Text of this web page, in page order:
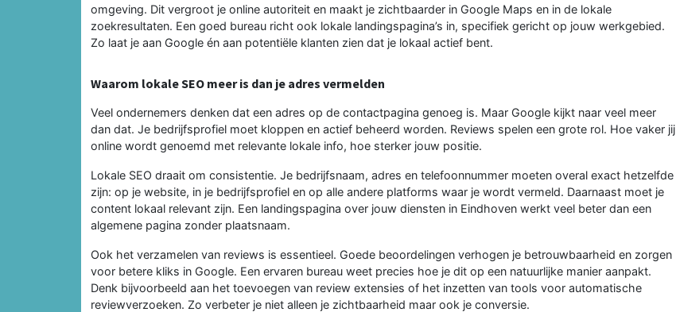
omgeving. Dit vergroot je online autoriteit en maakt je zichtbaarder in Google Maps en in de lokale
zoekresultaten. Een goed bureau richt ook lokale landingspagina’s in, specifiek gericht op jouw werkgebied.
Zo laat je aan Google én aan potentiële klanten zien dat je lokaal actief bent.
Waarom lokale SEO meer is dan je adres vermelden
Veel ondernemers denken dat een adres op de contactpagina genoeg is. Maar Google kijkt naar veel meer
dan dat. Je bedrijfsprofiel moet kloppen en actief beheerd worden. Reviews spelen een grote rol. Hoe vaker jij
online wordt genoemd met relevante lokale info, hoe sterker jouw positie.
Lokale SEO draait om consistentie. Je bedrijfsnaam, adres en telefoonnummer moeten overal exact hetzelfde
zijn: op je website, in je bedrijfsprofiel en op alle andere platforms waar je wordt vermeld. Daarnaast moet je
content lokaal relevant zijn. Een landingspagina over jouw diensten in Eindhoven werkt veel beter dan een
algemene pagina zonder plaatsnaam.
Ook het verzamelen van reviews is essentieel. Goede beoordelingen verhogen je betrouwbaarheid en zorgen
voor betere kliks in Google. Een ervaren bureau weet precies hoe je dit op een natuurlijke manier aanpakt.
Denk bijvoorbeeld aan het toevoegen van review extensies of het inzetten van tools voor automatische
reviewverzoeken. Zo verbeter je niet alleen je zichtbaarheid maar ook je conversie.